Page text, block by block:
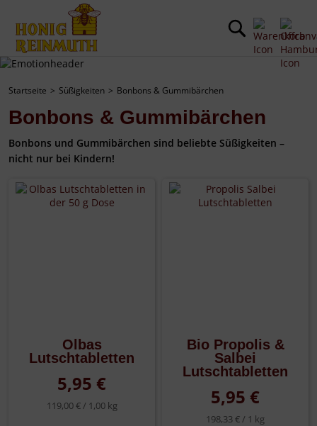
Startseite Süßigkeiten Bonbons & Gummibärchen
Bonbons & Gummibärchen
Bonbons und Gummibärchen sind beliebte Süßigkeiten –
nicht nur bei Kindern!
Olbas
Lutschtabletten
5,95 €
119,00 € / 1,00 kg
Bio Propolis &
Salbei
Lutschtabletten
5,95 €
198,33 € / 1 kg